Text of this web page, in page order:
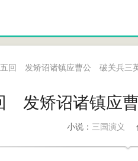
回 发矫诏诸镇应曹公 破关兵三
发矫诏诸镇应
小说： 三国演义